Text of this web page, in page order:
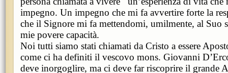
impegno. Un impegno che mi fa avvertire forte la
che il Signore mi fa mettendomi, umilmente, al Suo
mie povere capacità.
Noi tutti siamo stati chiamati da Cristo a essere
come ci ha definiti il vescovo mons. Giovanni
deve inorgoglire, ma ci deve far riscoprire il grande